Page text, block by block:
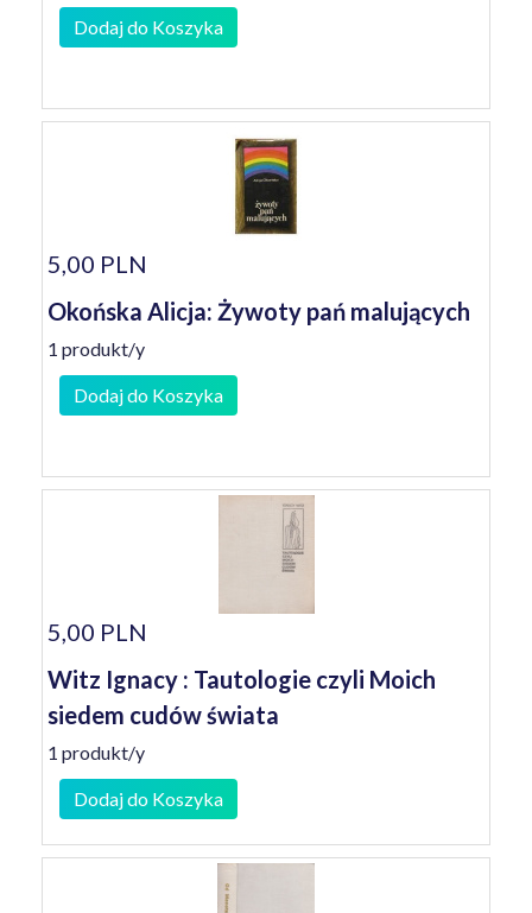
Dodaj do Koszyka
5,00 PLN
Okońska Alicja: Żywoty pań malujących
1 produkt/y
Dodaj do Koszyka
5,00 PLN
Witz Ignacy : Tautologie czyli Moich
siedem cudów świata
1 produkt/y
Dodaj do Koszyka